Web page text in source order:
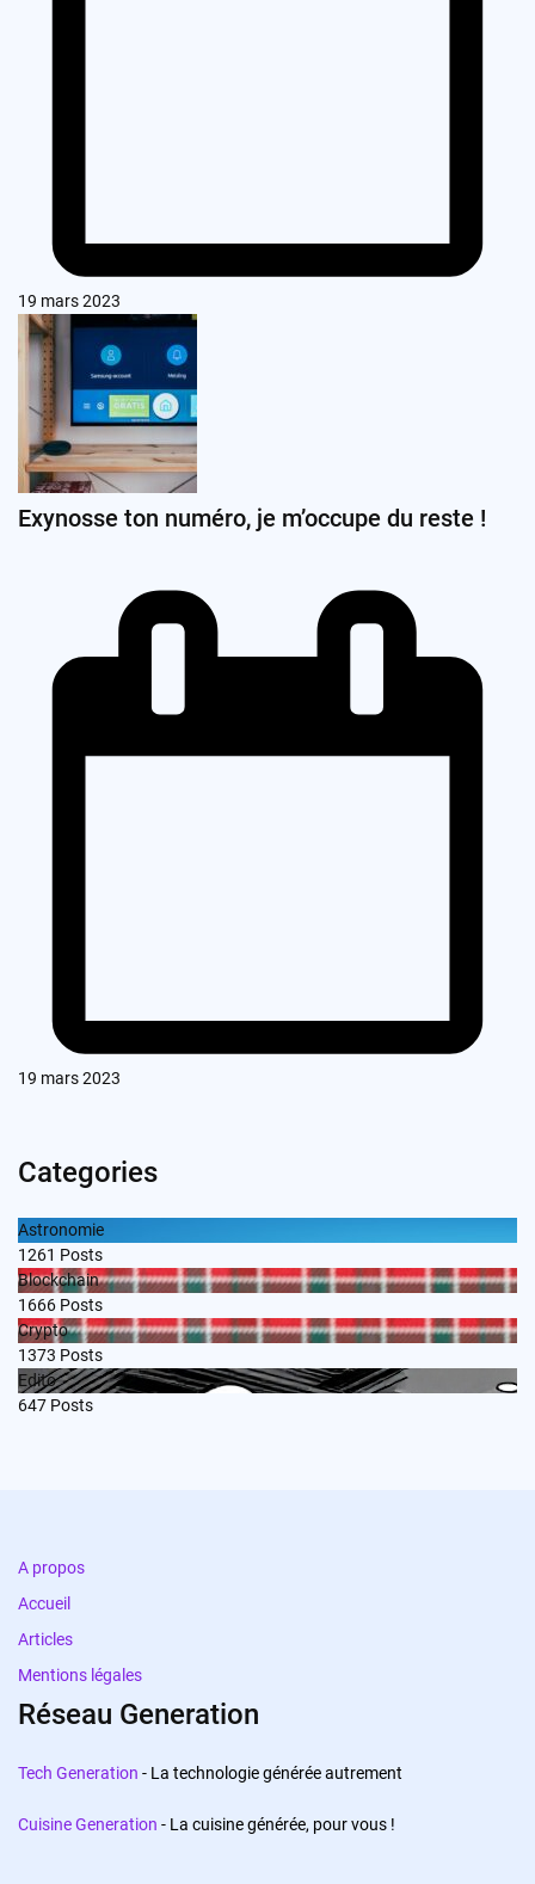
19 mars 2023
Exynosse ton numéro, je m’occupe du reste !
19 mars 2023
Categories
Astronomie
1261 Posts
Blockchain
1666 Posts
Crypto
1373 Posts
Edito
647 Posts
A propos
Accueil
Articles
Mentions légales
Réseau Generation
Tech Generation - La technologie générée autrement
Cuisine Generation - La cuisine générée, pour vous !